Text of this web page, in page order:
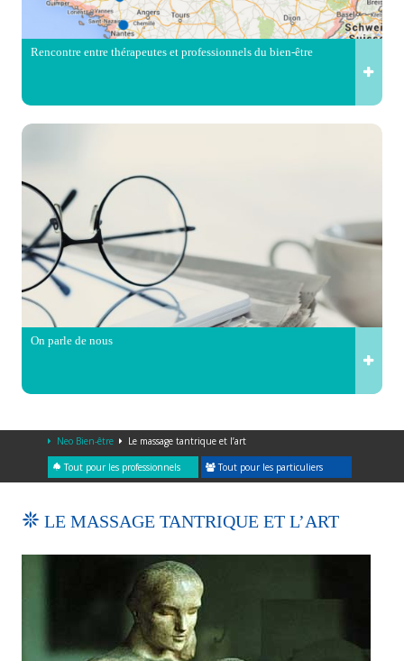
Rencontre entre thérapeutes et professionnels du bien-être
On parle de nous
Neo Bien-être Le massage tantrique et l’art
Tout pour les professionnels Tout pour les particuliers
LE MASSAGE TANTRIQUE ET L’ART